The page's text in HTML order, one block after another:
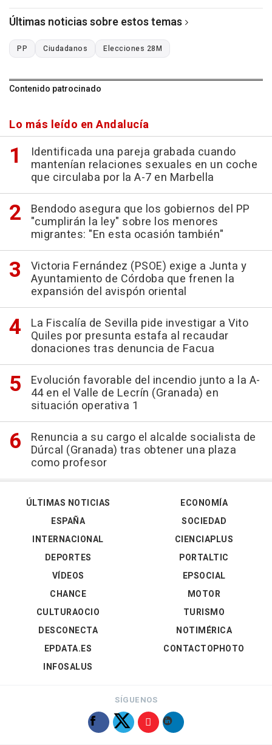
Últimas noticias sobre estos temas
PP Ciudadanos Elecciones 28M
Contenido patrocinado
Lo más leído en Andalucía
Identificada una pareja grabada cuando
mantenían relaciones sexuales en un coche
que circulaba por la A-7 en Marbella
Bendodo asegura que los gobiernos del PP
"cumplirán la ley" sobre los menores
migrantes: "En esta ocasión también"
Victoria Fernández (PSOE) exige a Junta y
Ayuntamiento de Córdoba que frenen la
expansión del avispón oriental
La Fiscalía de Sevilla pide investigar a Vito
Quiles por presunta estafa al recaudar
donaciones tras denuncia de Facua
Evolución favorable del incendio junto a la A-
44 en el Valle de Lecrín (Granada) en
situación operativa 1
Renuncia a su cargo el alcalde socialista de
Dúrcal (Granada) tras obtener una plaza
como profesor
ÚLTIMAS NOTICIAS
ESPAÑA
INTERNACIONAL
DEPORTES
VÍDEOS
ECONOMÍA
SOCIEDAD
CIENCIAPLUS
PORTALTIC
EPSOCIAL
CHANCE
CULTURAOCIO
DESCONECTA
EPDATA.ES
INFOSALUS
MOTOR
TURISMO
NOTIMÉRICA
CONTACTOPHOTO
SÍGUENOS